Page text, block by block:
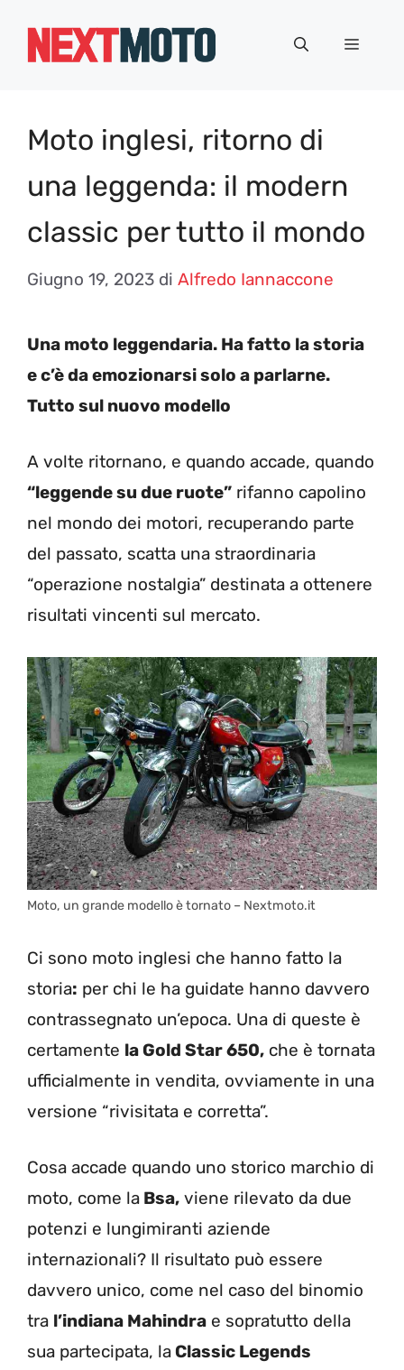
Menu
Moto inglesi, ritorno di
una leggenda: il modern
classic per tutto il mondo
Giugno 19, 2023 di Alfredo Iannaccone
Una moto leggendaria. Ha fatto la storia
e c’è da emozionarsi solo a parlarne.
Tutto sul nuovo modello
A volte ritornano, e quando accade, quando
“leggende su due ruote” rifanno capolino
nel mondo dei motori, recuperando parte
del passato, scatta una straordinaria
“operazione nostalgia” destinata a ottenere
risultati vincenti sul mercato.
Moto, un grande modello è tornato – Nextmoto.it
Ci sono moto inglesi che hanno fatto la
storia: per chi le ha guidate hanno davvero
contrassegnato un’epoca. Una di queste è
certamente la Gold Star 650, che è tornata
ufficialmente in vendita, ovviamente in una
versione “rivisitata e corretta”.
Cosa accade quando uno storico marchio di
moto, come la Bsa, viene rilevato da due
potenzi e lungimiranti aziende
internazionali? Il risultato può essere
davvero unico, come nel caso del binomio
tra l’indiana Mahindra e sopratutto della
sua partecipata, laClassic Legends